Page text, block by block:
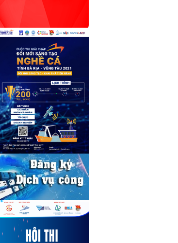
Ban hành đơn giá bồi thường
vật nuôi trên địa bàn Thành phố
(13/01)
Lấy ý kiến góp ý dự thảo Nghị
quyết bãi bỏ Nghị quyết số
02/2017/NQ-HĐND ngày 06
tháng 7 năm 2017(13/01)